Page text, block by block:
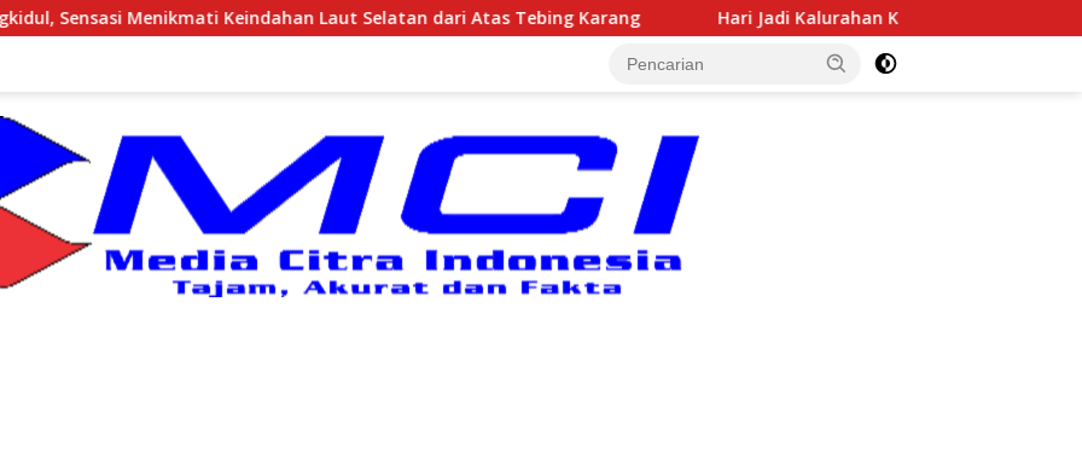
Keindahan Laut Selatan dari Atas Tebing Karang Hari Jadi Kalurahan Kepek ke-117, Semangat Tumoto Ing Roso